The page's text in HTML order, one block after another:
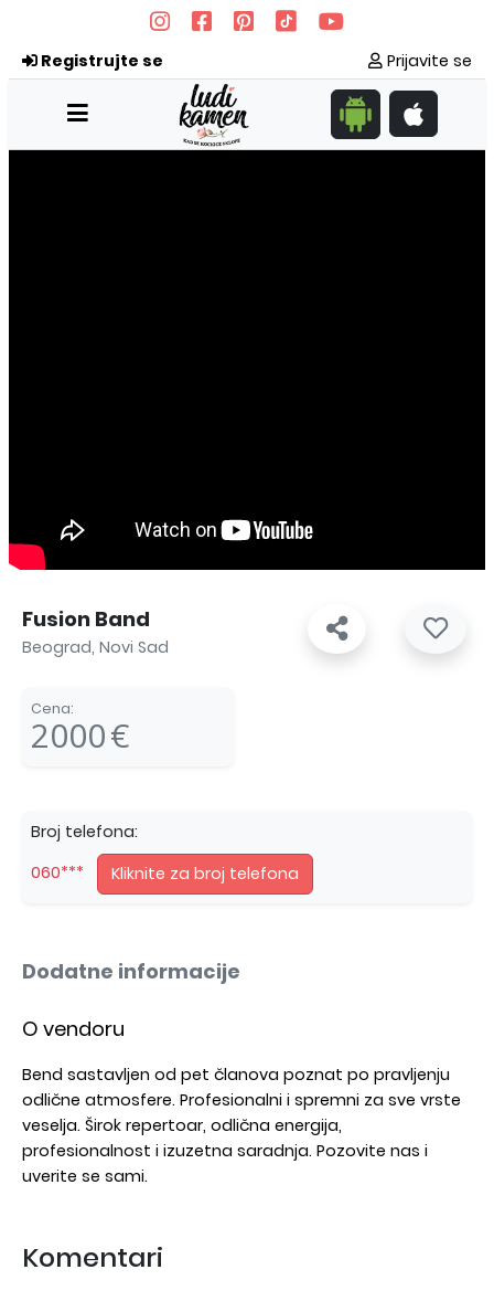
Registrujte se Prijavite se
Fusion Band
Beograd, Novi Sad
Cena:
2000€
Broj telefona:
060***
Kliknite za broj telefona
Dodatne informacije
O vendoru
Bend sastavljen od pet članova poznat po pravljenju
odlične atmosfere. Profesionalni i spremni za sve vrste
veselja. Širok repertoar, odlična energija,
profesionalnost i izuzetna saradnja. Pozovite nas i
uverite se sami.
Komentari